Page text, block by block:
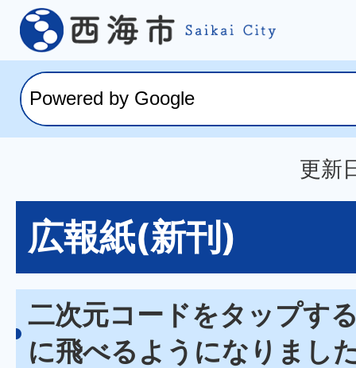
更新
広報紙(新刊)
二次元コードをタップす
に飛べるようになりまし